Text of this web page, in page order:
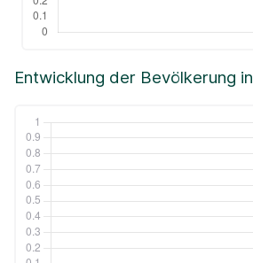
Entwicklung der Bevölkerung in